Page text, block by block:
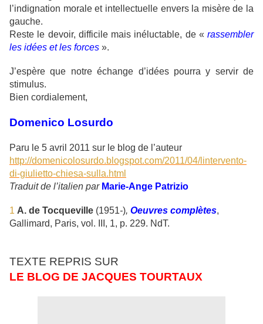
l’indignation morale et intellectuelle envers la misère de la
gauche.
Reste le devoir, difficile mais inéluctable, de « rassembler
les idées et les forces ».
J’espère que notre échange d’idées pourra y servir de
stimulus.
Bien cordialement,
Domenico Losurdo
Paru le 5 avril 2011 sur le blog de l’auteur
http://domenicolosurdo.blogspot.com/2011/04/lintervento-
di-giulietto-chiesa-sulla.html
Traduit de l’italien par Marie-Ange Patrizio
1 A. de Tocqueville (1951-), Oeuvres complètes,
Gallimard, Paris, vol. III, 1, p. 229. NdT.
TEXTE REPRIS SUR
LE BLOG DE JACQUES TOURTAUX